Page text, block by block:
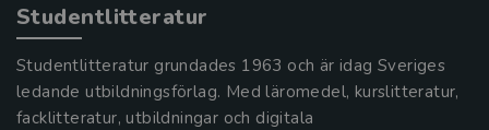
Studentlitteratur
Studentlitteratur grundades 1963 och är idag Sveriges
ledande utbildningsförlag. Med läromedel, kurslitteratur,
facklitteratur, utbildningar och digitala